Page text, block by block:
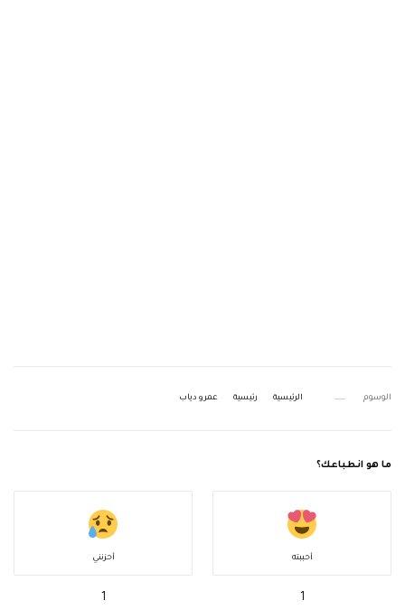
الوسوم الرئيسية رئيسية عمرو دياب
ما هو انطباعك؟
أحببته
1
أحزنني
1